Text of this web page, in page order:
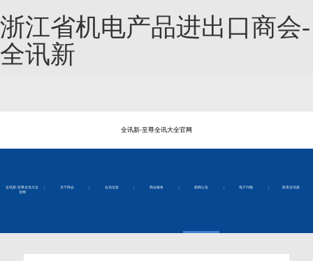
浙江省机电产品进出口商会-
全讯新
全讯新-至尊全讯大全官网
全讯新-至尊全讯大全
官网
| 关于商会 | 会员信息 | 商会服务 | 新闻公告 | 电子刊物 | 联系全讯新